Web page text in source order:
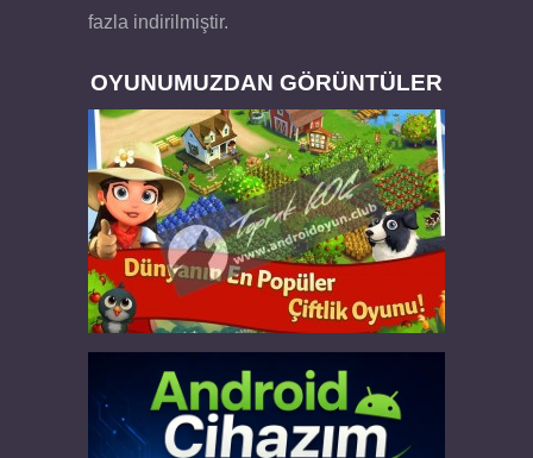
fazla indirilmiştir.
OYUNUMUZDAN GÖRÜNTÜLER